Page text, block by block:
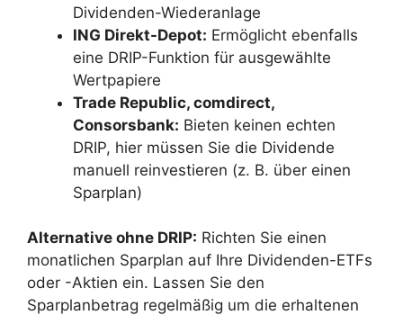
Dividenden-Wiederanlage
ING Direkt-Depot: Ermöglicht ebenfalls
eine DRIP-Funktion für ausgewählte
Wertpapiere
Trade Republic, comdirect,
Consorsbank: Bieten keinen echten
DRIP, hier müssen Sie die Dividende
manuell reinvestieren (z. B. über einen
Sparplan)
Alternative ohne DRIP: Richten Sie einen
monatlichen Sparplan auf Ihre Dividenden-ETFs
oder -Aktien ein. Lassen Sie den
Sparplanbetrag regelmäßig um die erhaltenen